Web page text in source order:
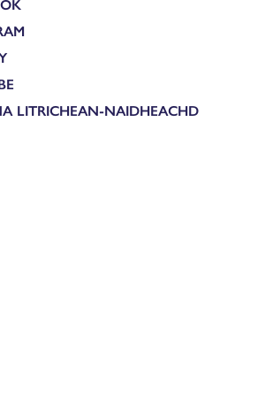
LITRICHEAN-NAIDHEACHD